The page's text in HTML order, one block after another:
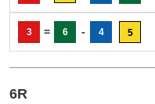
3 = 6 - 4 5
6R